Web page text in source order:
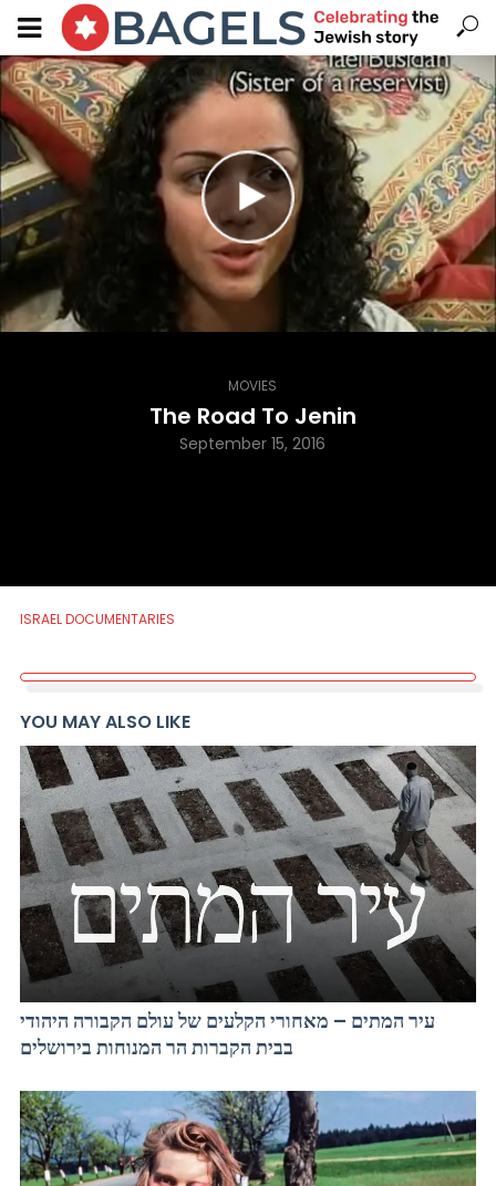
MOVIES
The Road To Jenin
September 15, 2016
ISRAEL DOCUMENTARIES
YOU MAY ALSO LIKE
עיר המתים – מאחורי הקלעים של עולם הקבורה היהודי
בבית הקברות הר המנוחות בירושלים